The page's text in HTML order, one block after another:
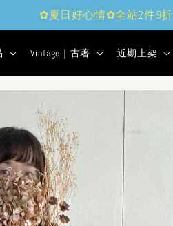
✿夏日好心情✿全站2件9折
Vintage｜古著 近期上架